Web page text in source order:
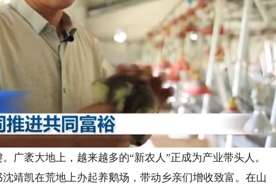
袤大地上，越来越多的“新农人”正成为产业带头人。
靖凯在荒地上办起养鹅场，带动乡亲们增收致富。在山